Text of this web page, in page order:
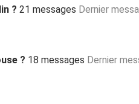
? 21 messages Dernier
? 18 messages Dernier